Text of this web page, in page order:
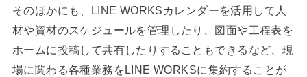
そのほかにも、LINE WORKSカレンダーを活用して人
材や資材のスケジュールを管理したり、図面や工程表を
ホームに投稿して共有したりすることもできるなど、現
場に関わる各種業務をLINE WORKSに集約することが